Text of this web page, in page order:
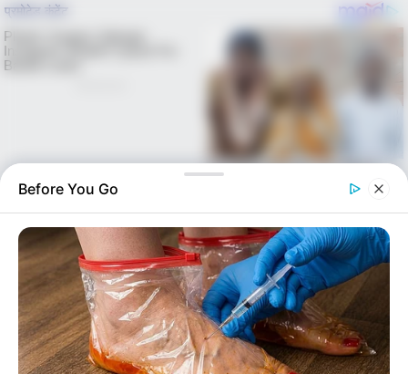
Skip
content
Menu
alls24.com
Before You Go